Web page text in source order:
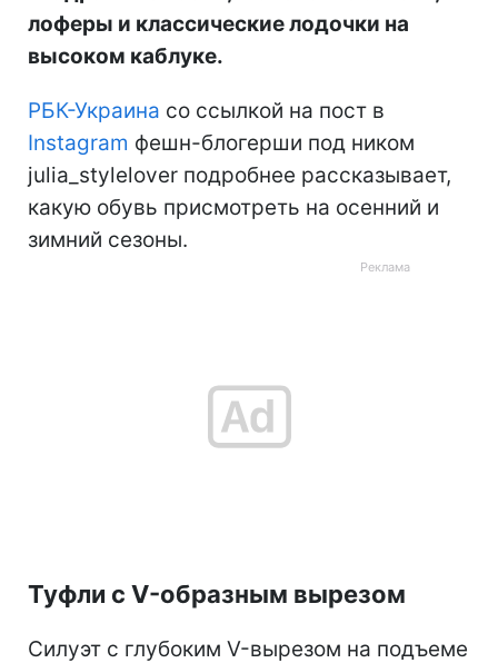
лоферы и классические лодочки на
высоком каблуке.
РБК-Украина со ссылкой на пост в
Instagram фешн-блогерши под ником
julia_stylelover подробнее рассказывает,
какую обувь присмотреть на осенний и
зимний сезоны.
Туфли с V-образным вырезом
Силуэт с глубоким V-вырезом на подъеме